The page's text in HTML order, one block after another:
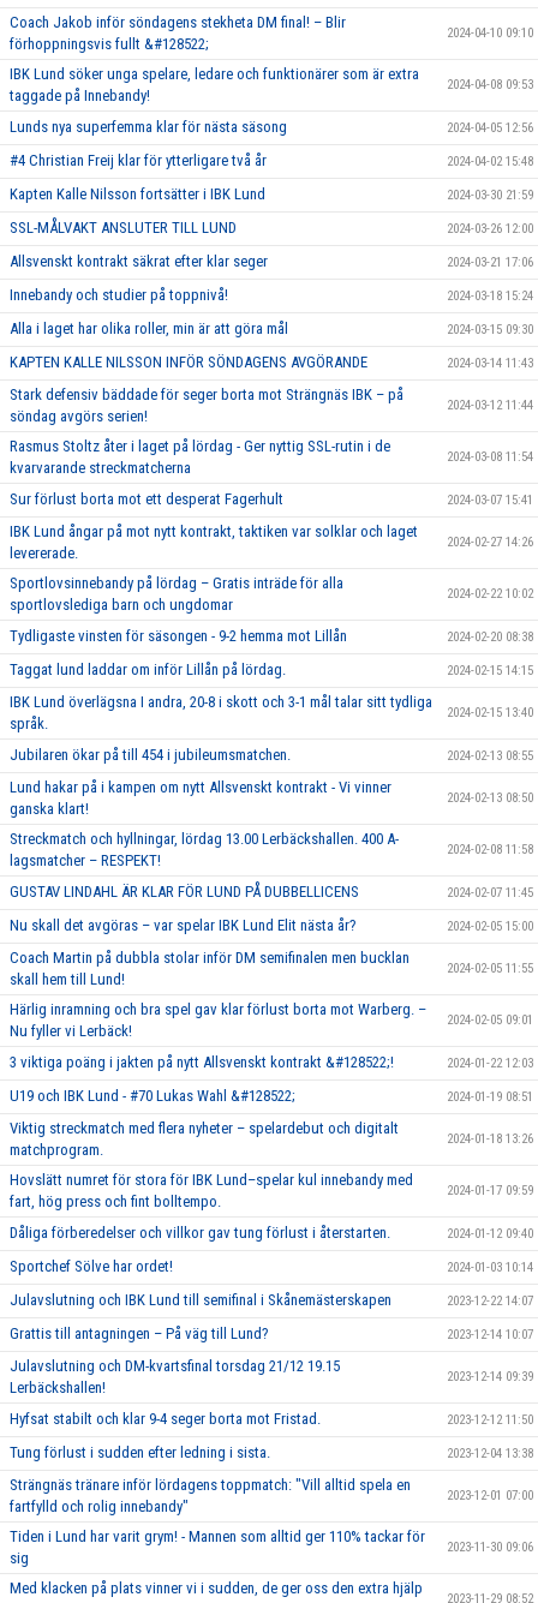
Coach Jakob inför söndagens stekheta DM final! – Blir
förhoppningsvis fullt &#128522;
2024-04-10 09:10
IBK Lund söker unga spelare, ledare och funktionärer som är extra
taggade på Innebandy!
2024-04-08 09:53
Lunds nya superfemma klar för nästa säsong 2024-04-05 12:56
#4 Christian Freij klar för ytterligare två år 2024-04-02 15:48
Kapten Kalle Nilsson fortsätter i IBK Lund 2024-03-30 21:59
SSL-MÅLVAKT ANSLUTER TILL LUND 2024-03-26 12:00
Allsvenskt kontrakt säkrat efter klar seger 2024-03-21 17:06
Innebandy och studier på toppnivå! 2024-03-18 15:24
Alla i laget har olika roller, min är att göra mål 2024-03-15 09:30
KAPTEN KALLE NILSSON INFÖR SÖNDAGENS AVGÖRANDE 2024-03-14 11:43
Stark defensiv bäddade för seger borta mot Strängnäs IBK – på
söndag avgörs serien!
2024-03-12 11:44
Rasmus Stoltz åter i laget på lördag - Ger nyttig SSL-rutin i de
kvarvarande streckmatcherna
2024-03-08 11:54
Sur förlust borta mot ett desperat Fagerhult 2024-03-07 15:41
IBK Lund ångar på mot nytt kontrakt, taktiken var solklar och laget
levererade.
2024-02-27 14:26
Sportlovsinnebandy på lördag – Gratis inträde för alla
sportlovslediga barn och ungdomar
2024-02-22 10:02
Tydligaste vinsten för säsongen - 9-2 hemma mot Lillån 2024-02-20 08:38
Taggat lund laddar om inför Lillån på lördag. 2024-02-15 14:15
IBK Lund överlägsna I andra, 20-8 i skott och 3-1 mål talar sitt tydliga
språk.
2024-02-15 13:40
Jubilaren ökar på till 454 i jubileumsmatchen. 2024-02-13 08:55
Lund hakar på i kampen om nytt Allsvenskt kontrakt - Vi vinner
ganska klart!
2024-02-13 08:50
Streckmatch och hyllningar, lördag 13.00 Lerbäckshallen. 400 A-
lagsmatcher – RESPEKT!
2024-02-08 11:58
GUSTAV LINDAHL ÄR KLAR FÖR LUND PÅ DUBBELLICENS 2024-02-07 11:45
Nu skall det avgöras – var spelar IBK Lund Elit nästa år? 2024-02-05 15:00
Coach Martin på dubbla stolar inför DM semifinalen men bucklan
skall hem till Lund!
2024-02-05 11:55
Härlig inramning och bra spel gav klar förlust borta mot Warberg. –
Nu fyller vi Lerbäck!
2024-02-05 09:01
3 viktiga poäng i jakten på nytt Allsvenskt kontrakt &#128522;! 2024-01-22 12:03
U19 och IBK Lund - #70 Lukas Wahl &#128522; 2024-01-19 08:51
Viktig streckmatch med flera nyheter – spelardebut och digitalt
matchprogram.
2024-01-18 13:26
Hovslätt numret för stora för IBK Lund–spelar kul innebandy med
fart, hög press och fint bolltempo.
2024-01-17 09:59
Dåliga förberedelser och villkor gav tung förlust i återstarten. 2024-01-12 09:40
Sportchef Sölve har ordet! 2024-01-03 10:14
Julavslutning och IBK Lund till semifinal i Skånemästerskapen 2023-12-22 14:07
Grattis till antagningen – På väg till Lund? 2023-12-14 10:07
Julavslutning och DM-kvartsfinal torsdag 21/12 19.15
Lerbäckshallen!
2023-12-14 09:39
Hyfsat stabilt och klar 9-4 seger borta mot Fristad. 2023-12-12 11:50
Tung förlust i sudden efter ledning i sista. 2023-12-04 13:38
Strängnäs tränare inför lördagens toppmatch: "Vill alltid spela en
fartfylld och rolig innebandy"
2023-12-01 07:00
Tiden i Lund har varit grym! - Mannen som alltid ger 110% tackar för
sig
2023-11-30 09:06
Med klacken på plats vinner vi i sudden, de ger oss den extra hjälp
2023-11-29 08:52